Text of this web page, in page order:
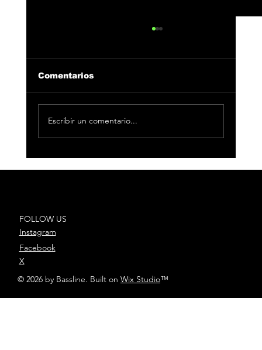
Comentarios
Escribir un comentario...
FOLLOW US
Instagram
Facebook
X
© 2026 by Bassline. Built on Wix Studio™